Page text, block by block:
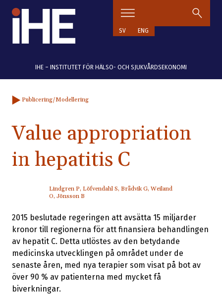
IHE – INSTITUTET FÖR HÄLSO- OCH SJUKVÅRDSEKONOMI
SV ENG
Publicering/Modellering
Value appropriation
in hepatitis C
Lindgren P, Löfvendahl S, Brådvik G, Weiland
O, Jönsson B
2015 beslutade regeringen att avsätta 15 miljarder
kronor till regionerna för att finansiera behandlingen
av hepatit C. Detta utlöstes av den betydande
medicinska utvecklingen på området under de
senaste åren, med nya terapier som visat på bot av
över 90 % av patienterna med mycket få
biverkningar.